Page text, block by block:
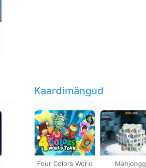
Kaardimängud
Four Colors World
Mahjongg